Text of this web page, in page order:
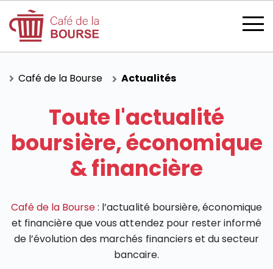
se connecter
devenir membre
Café de la Bourse Actualités
Toute l'actualité
boursière, économique
& financière
Café de la Bourse: l’actualité boursière, économique
et financière que vous attendez pour rester informé
de l’évolution des marchés financiers et du secteur
bancaire.